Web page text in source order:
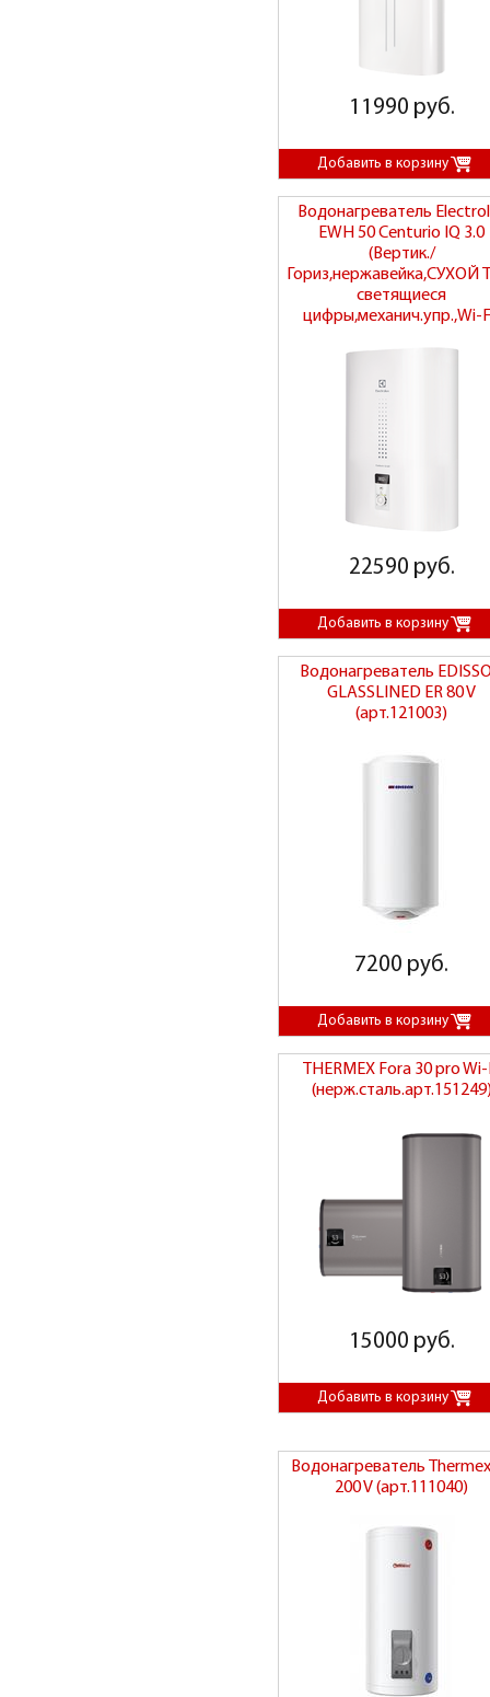
11990 руб.
Водонагреватель
EWH 50 Centurio IQ 3.0
(Вертик./
Гориз,нержавейка,СУХОЙ
светящиеся
цифры,механич.упр.,Wi-
22590 руб.
Водонагреватель
GLASSLINED ER 80 V
(арт.121003)
7200 руб.
THERMEX Fora 30 pro
15000 руб.
Водонагреватель Thermex
200 V (арт.111040)